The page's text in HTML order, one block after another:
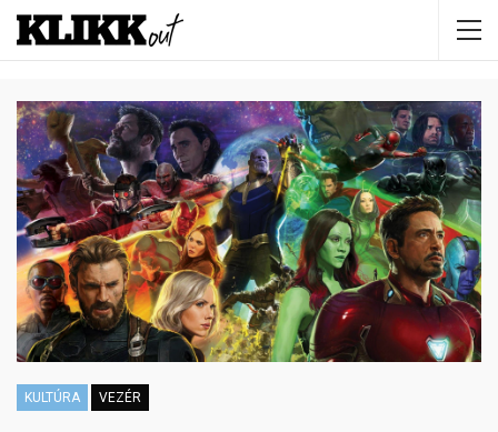
KULTÚRA VEZÉR